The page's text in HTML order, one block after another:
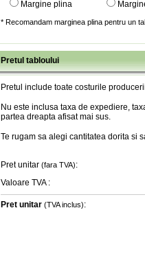
Margine plina
* Recomandam marginea plina pentru un
Pretul tabloului
Pretul include toate costurile
Nu este inclusa taxa de expediere,
partea dreapta afisat mai sus.
Te rugam sa alegi cantitatea dorita si
Pret unitar (fara TVA):
Valoare TVA :
Pret unitar (TVA inclus):